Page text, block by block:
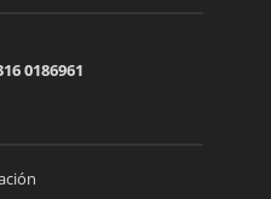
0186961